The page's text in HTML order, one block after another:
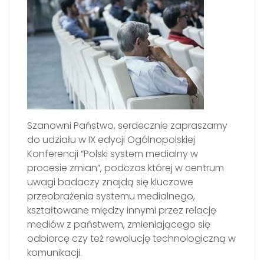
Szanowni Państwo, serdecznie zapraszamy
do udziału w IX edycji Ogólnopolskiej
Konferencji “Polski system medialny w
procesie zmian”, podczas której w centrum
uwagi badaczy znajdą się kluczowe
przeobrażenia systemu medialnego,
kształtowane między innymi przez relację
mediów z państwem, zmieniającego się
odbiorcę czy też rewolucję technologiczną w
komunikacji.